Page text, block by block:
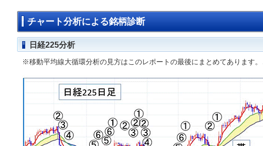
チャート分析による銘柄診断
日経225分析
※移動平均線大循環分析の見方はこのレポートの最後にまとめてあります